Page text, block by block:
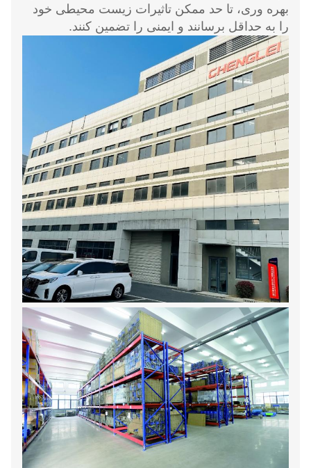
بهره وری، تا حد ممکن تاثیرات زیست محیطی خود
را به حداقل برسانند و ایمنی را تضمین کنند.